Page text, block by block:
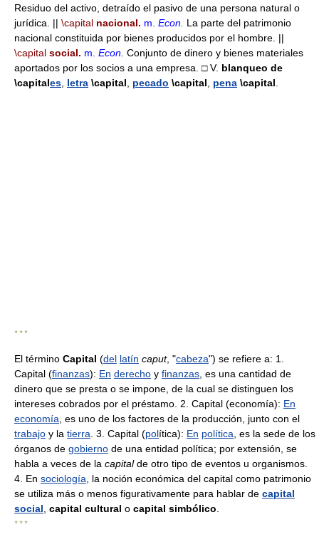
Residuo del activo, detraído el pasivo de una persona natural o
jurídica. || \capital nacional. m. Econ. La parte del patrimonio
nacional constituida por bienes producidos por el hombre. ||
\capital social. m. Econ. Conjunto de dinero y bienes materiales
aportados por los socios a una empresa. □ V. blanqueo de
\capitales letra \capital pecado \capital pena \capital
* * *
El término Capital (del latín caput, "cabeza") se refiere a: 1.
Capital (finanzas): En derecho y finanzas , es una cantidad de
dinero que se presta o se impone, de la cual se distinguen los
intereses cobrados por el préstamo. 2. Capital (economía): En
economía , es uno de los factores de la producción, junto con el
trabajo y la tierra . 3. Capital (política): En política , es la sede de los
órganos de gobierno de una entidad política; por extensión, se
habla a veces de la capitalde otro tipo de eventos u organismos.
4. En sociología , la noción económica del capital como patrimonio
se utiliza más o menos figurativamente para hablar de capital
social capital cultural o capital simbólico
* * *